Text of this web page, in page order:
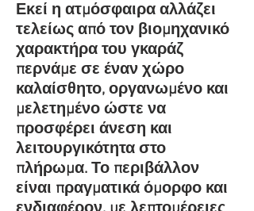
Εκεί η ατμόσφαιρα αλλάζει
τελείως από τον βιομηχανικό
χαρακτήρα του γκαράζ
περνάμε σε έναν χώρο
καλαίσθητο, οργανωμένο και
μελετημένο ώστε να
προσφέρει άνεση και
λειτουργικότητα στο
πλήρωμα. Το περιβάλλον
είναι πραγματικά όμορφο και